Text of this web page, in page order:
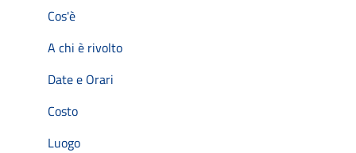
Cos'è
A chi è rivolto
Date e Orari
Costo
Luogo